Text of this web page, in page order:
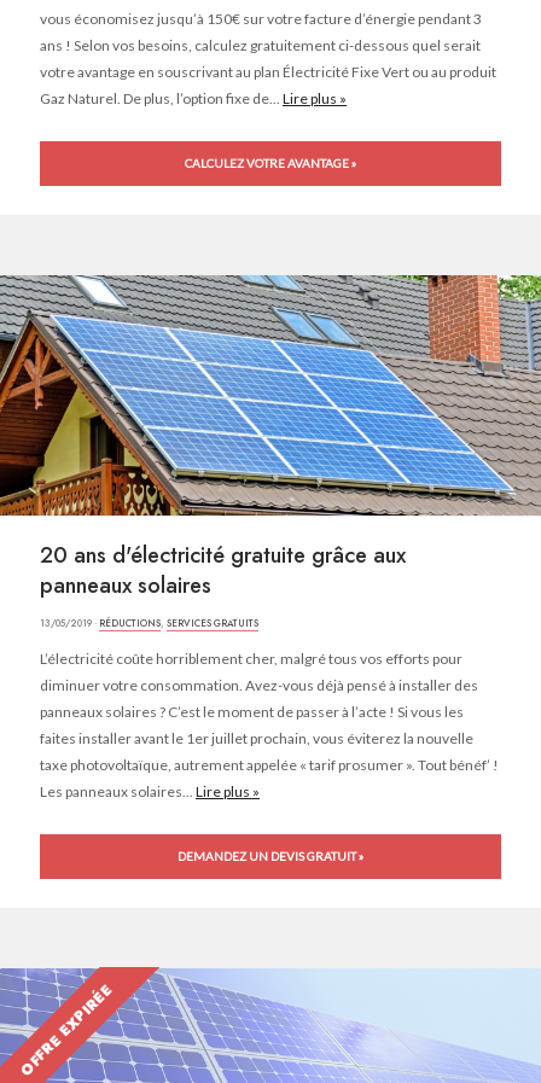
vous économisez jusqu’à 150€ sur votre facture d’énergie pendant 3
ans ! Selon vos besoins, calculez gratuitement ci-dessous quel serait
votre avantage en souscrivant au plan Électricité Fixe Vert ou au produit
Gaz Naturel. De plus, l’option fixe de... Lire plus »
CALCULEZ VOTRE AVANTAGE »
20 ans d'électricité gratuite grâce aux
panneaux solaires
13/05/2019 · RÉDUCTIONS, SERVICES GRATUITS
L’électricité coûte horriblement cher, malgré tous vos efforts pour
diminuer votre consommation. Avez-vous déjà pensé à installer des
panneaux solaires ? C’est le moment de passer à l’acte ! Si vous les
faites installer avant le 1er juillet prochain, vous éviterez la nouvelle
taxe photovoltaïque, autrement appelée « tarif prosumer ». Tout bénéf’ !
Les panneaux solaires... Lire plus »
DEMANDEZ UN DEVIS GRATUIT »
OFFRE EXPIRÉE